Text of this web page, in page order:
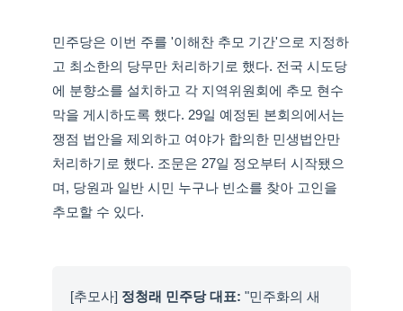
민주당은 이번 주를 '이해찬 추모 기간'으로 지정하
고 최소한의 당무만 처리하기로 했다. 전국 시도당
에 분향소를 설치하고 각 지역위원회에 추모 현수
막을 게시하도록 했다. 29일 예정된 본회의에서는
쟁점 법안을 제외하고 여야가 합의한 민생법안만
처리하기로 했다. 조문은 27일 정오부터 시작됐으
며, 당원과 일반 시민 누구나 빈소를 찾아 고인을
추모할 수 있다.
[추모사] 정청래 민주당 대표: "민주화의 새